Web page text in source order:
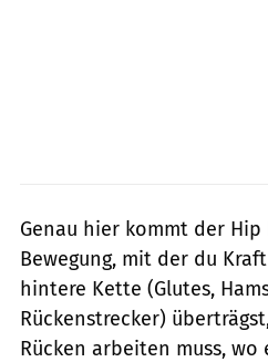
Genau hier kommt der
Bewegung, mit der du
hintere Kette (Glutes,
Rückenstrecker)
Rücken arbeiten muss,